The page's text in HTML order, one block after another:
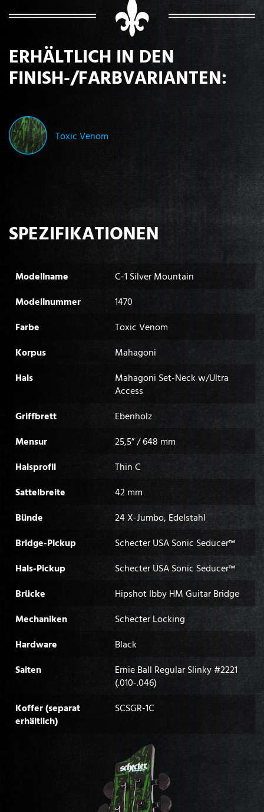
ERHÄLTLICH IN DEN
FINISH-/FARBVARIANTEN:
Toxic Venom
SPEZIFIKATIONEN
Modellname
C-1 Silver Mountain
Modellnummer
1470
Farbe
Toxic Venom
Korpus
Mahagoni
Hals
Mahagoni Set-Neck w/Ultra
Access
Griffbrett
Ebenholz
Mensur
25,5” / 648 mm
Halsprofil
Thin C
Sattelbreite
42 mm
Bünde
24 X-Jumbo, Edelstahl
Bridge-Pickup
Schecter USA Sonic Seducer™
Hals-Pickup
Schecter USA Sonic Seducer™
Brücke
Hipshot Ibby HM Guitar Bridge
Mechaniken
Schecter Locking
Hardware
Black
Saiten
Ernie Ball Regular Slinky #2221
(.010-.046)
Koffer (separat
erhältlich)
SCSGR-1C